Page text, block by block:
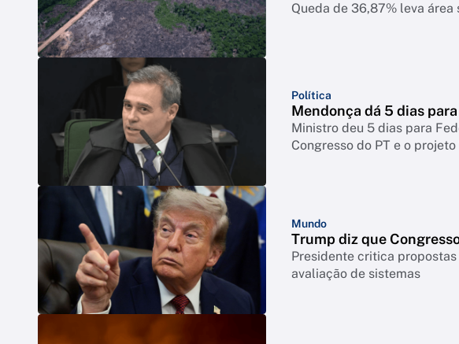
Queda de 36,87% leva
Política
Mendonça dá 5 dias
Ministro deu 5 dias para
Congresso do PT e o
Mundo
Trump diz que
Presidente critica
avaliação de sistemas